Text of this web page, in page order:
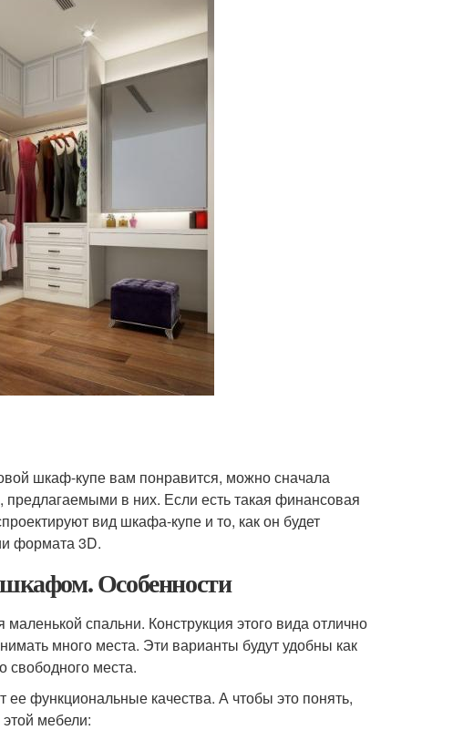
шкаф-купе вам понравится, можно сначала
в них. Если есть такая финансовая
вид шкафа-купе и то, как он будет
формата 3D.
Особенности
спальни. Конструкция этого вида отлично
много места. Эти варианты будут удобны как
свободного места.
функциональные качества. А чтобы это понять,
мебели: